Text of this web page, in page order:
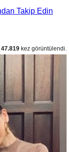
47.819 kez görüntülendi.